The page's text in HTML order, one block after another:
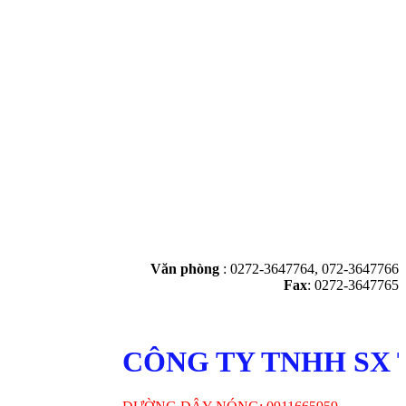
Văn phòng : 0272-3647764, 072-3647766
Fax: 0272-3647765
CÔNG TY TNHH SX